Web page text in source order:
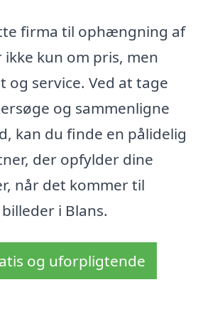
firma til ophængning af
kun om pris, men
og service. Ved at tage
og sammenligne
kan du finde en pålidelig
der opfylder dine
når det kommer til
i Blans.
og uforpligtende